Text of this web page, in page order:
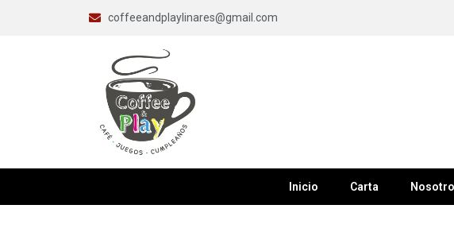
coffeeandplaylinares@gmail.com
Inicio Carta